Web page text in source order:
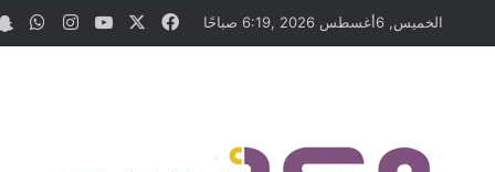
الخميس, 6أغسطس 2026 ,6:19 صباحًا فيسبوك ‫YouTubeانستقرام